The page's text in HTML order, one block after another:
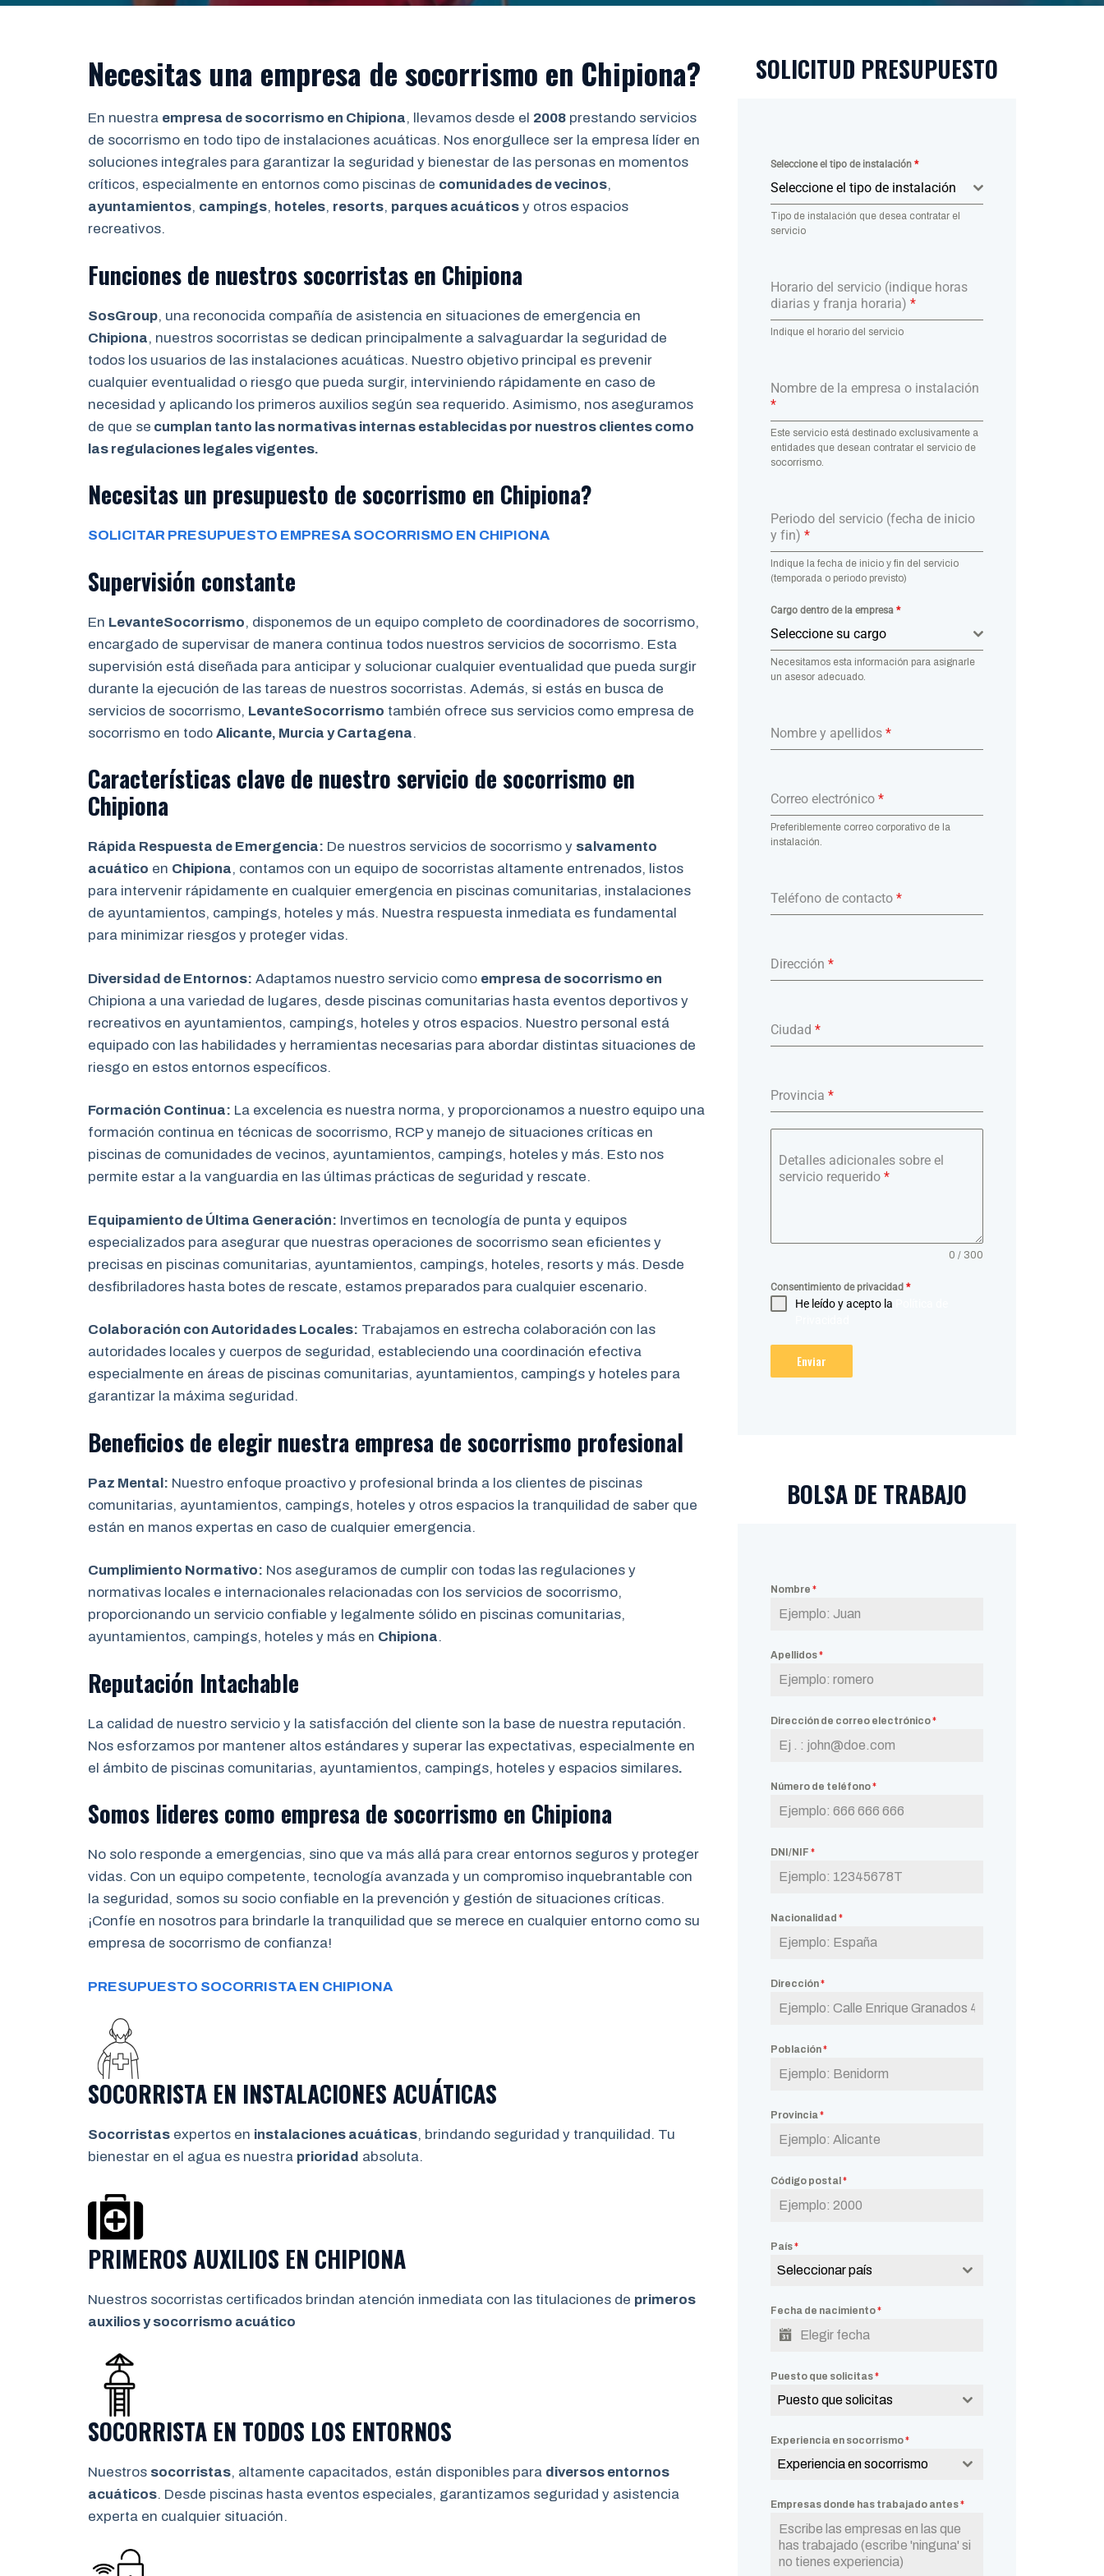
Necesitas una empresa de socorrismo en Chipiona?
En nuestra empresa de socorrismo en Chipiona, llevamos desde el 2008 prestando servicios
de socorrismo en todo tipo de instalaciones acuáticas. Nos enorgullece ser la empresa líder en
soluciones integrales para garantizar la seguridad y bienestar de las personas en momentos
críticos, especialmente en entornos como piscinas de comunidades de vecinos,
ayuntamientos, campings, hoteles, resorts, parques acuáticos y otros espacios
recreativos.
Funciones de nuestros socorristas en Chipiona
SosGroup, una reconocida compañía de asistencia en situaciones de emergencia en
Chipiona, nuestros socorristas se dedican principalmente a salvaguardar la seguridad de
todos los usuarios de las instalaciones acuáticas. Nuestro objetivo principal es prevenir
cualquier eventualidad o riesgo que pueda surgir, interviniendo rápidamente en caso de
necesidad y aplicando los primeros auxilios según sea requerido. Asimismo, nos aseguramos
de que se cumplan tanto las normativas internas establecidas por nuestros clientes como
las regulaciones legales vigentes.
Necesitas un presupuesto de socorrismo en Chipiona?
SOLICITAR PRESUPUESTO EMPRESA SOCORRISMO EN CHIPIONA
Supervisión constante
En LevanteSocorrismo, disponemos de un equipo completo de coordinadores de socorrismo,
encargado de supervisar de manera continua todos nuestros servicios de socorrismo. Esta
supervisión está diseñada para anticipar y solucionar cualquier eventualidad que pueda surgir
durante la ejecución de las tareas de nuestros socorristas. Además, si estás en busca de
servicios de socorrismo, LevanteSocorrismo también ofrece sus servicios como empresa de
socorrismo en todo Alicante, Murcia y Cartagena.
Características clave de nuestro servicio de socorrismo en
Chipiona
Rápida Respuesta de Emergencia: De nuestros servicios de socorrismo y salvamento
acuático en Chipiona, contamos con un equipo de socorristas altamente entrenados, listos
para intervenir rápidamente en cualquier emergencia en piscinas comunitarias, instalaciones
de ayuntamientos, campings, hoteles y más. Nuestra respuesta inmediata es fundamental
para minimizar riesgos y proteger vidas.
Diversidad de Entornos: Adaptamos nuestro servicio como empresa de socorrismo en
Chipiona a una variedad de lugares, desde piscinas comunitarias hasta eventos deportivos y
recreativos en ayuntamientos, campings, hoteles y otros espacios. Nuestro personal está
equipado con las habilidades y herramientas necesarias para abordar distintas situaciones de
riesgo en estos entornos específicos.
Formación Continua: La excelencia es nuestra norma, y proporcionamos a nuestro equipo una
formación continua en técnicas de socorrismo, RCP y manejo de situaciones críticas en
piscinas de comunidades de vecinos, ayuntamientos, campings, hoteles y más. Esto nos
permite estar a la vanguardia en las últimas prácticas de seguridad y rescate.
Equipamiento de Última Generación: Invertimos en tecnología de punta y equipos
especializados para asegurar que nuestras operaciones de socorrismo sean eficientes y
precisas en piscinas comunitarias, ayuntamientos, campings, hoteles, resorts y más. Desde
desfibriladores hasta botes de rescate, estamos preparados para cualquier escenario.
Colaboración con Autoridades Locales: Trabajamos en estrecha colaboración con las
autoridades locales y cuerpos de seguridad, estableciendo una coordinación efectiva
especialmente en áreas de piscinas comunitarias, ayuntamientos, campings y hoteles para
garantizar la máxima seguridad.
Beneficios de elegir nuestra empresa de socorrismo profesional
Paz Mental: Nuestro enfoque proactivo y profesional brinda a los clientes de piscinas
comunitarias, ayuntamientos, campings, hoteles y otros espacios la tranquilidad de saber que
están en manos expertas en caso de cualquier emergencia.
Cumplimiento Normativo: Nos aseguramos de cumplir con todas las regulaciones y
normativas locales e internacionales relacionadas con los servicios de socorrismo,
proporcionando un servicio confiable y legalmente sólido en piscinas comunitarias,
ayuntamientos, campings, hoteles y más en Chipiona.
Reputación Intachable
La calidad de nuestro servicio y la satisfacción del cliente son la base de nuestra reputación.
Nos esforzamos por mantener altos estándares y superar las expectativas, especialmente en
el ámbito de piscinas comunitarias, ayuntamientos, campings, hoteles y espacios similares.
Somos lideres como empresa de socorrismo en Chipiona
No solo responde a emergencias, sino que va más allá para crear entornos seguros y proteger
vidas. Con un equipo competente, tecnología avanzada y un compromiso inquebrantable con
la seguridad, somos su socio confiable en la prevención y gestión de situaciones críticas.
¡Confíe en nosotros para brindarle la tranquilidad que se merece en cualquier entorno como su
empresa de socorrismo de confianza!
PRESUPUESTO SOCORRISTA EN CHIPIONA
SOCORRISTA EN INSTALACIONES ACUÁTICAS
Socorristas expertos en instalaciones acuáticas, brindando seguridad y tranquilidad. Tu
bienestar en el agua es nuestra prioridad absoluta.
PRIMEROS AUXILIOS EN CHIPIONA
Nuestros socorristas certificados brindan atención inmediata con las titulaciones de primeros
auxilios y socorrismo acuático
SOCORRISTA EN TODOS LOS ENTORNOS
Nuestros socorristas, altamente capacitados, están disponibles para diversos entornos
acuáticos. Desde piscinas hasta eventos especiales, garantizamos seguridad y asistencia
experta en cualquier situación.
SOLICITUD PRESUPUESTO
Seleccione el tipo de instalación *
Seleccione el tipo de instalación
Tipo de instalación que desea contratar el
servicio
Horario del servicio (indique horas
diarias y franja horaria) *
Indique el horario del servicio
Nombre de la empresa o instalación
*
Este servicio está destinado exclusivamente a
entidades que desean contratar el servicio de
socorrismo.
Periodo del servicio (fecha de inicio
y fin) *
Indique la fecha de inicio y fin del servicio
(temporada o periodo previsto)
Cargo dentro de la empresa *
Seleccione su cargo
Necesitamos esta información para asignarle
un asesor adecuado.
Nombre y apellidos *
Correo electrónico *
Preferiblemente correo corporativo de la
instalación.
Teléfono de contacto *
Dirección *
Ciudad *
Provincia *
Detalles adicionales sobre el
servicio requerido *
0 / 300
Consentimiento de privacidad *
He leído y acepto la
Enviar
BOLSA DE TRABAJO
Nombre *
Apellidos*
Dirección de correo electrónico*
Número de teléfono*
DNI/NIF *
Nacionalidad *
Dirección*
Población*
Provincia*
Código postal *
País*
Seleccionar país
Fecha de nacimiento*
Puesto que solicitas*
Puesto que solicitas
Experiencia en socorrismo*
Experiencia en socorrismo
Empresas donde has trabajado antes*